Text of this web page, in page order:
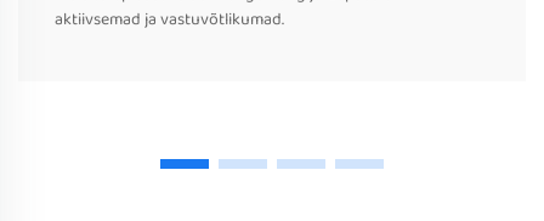
aktiivsemad ja vastuvõtlikumad.